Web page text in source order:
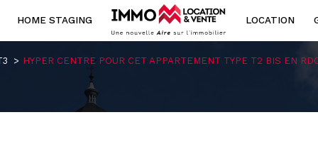
HOME STAGING LOCATION
Voir les2annonces
HYPER CENTRE POUR CET APPARTEMENT TYPE T2 BIS EN